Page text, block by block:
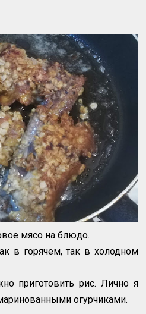
мясо на блюдо.
в горячем, так в холодном
приготовить рис. Лично я
огурчиками.